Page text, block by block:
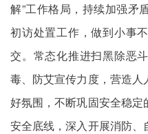
解”工作格局，持续加强矛
初访处置工作，做到小事
交。常态化推进扫黑除恶
毒、防艾宣传力度，营造人
好氛围，不断巩固安全稳
安全底线，深入开展消防